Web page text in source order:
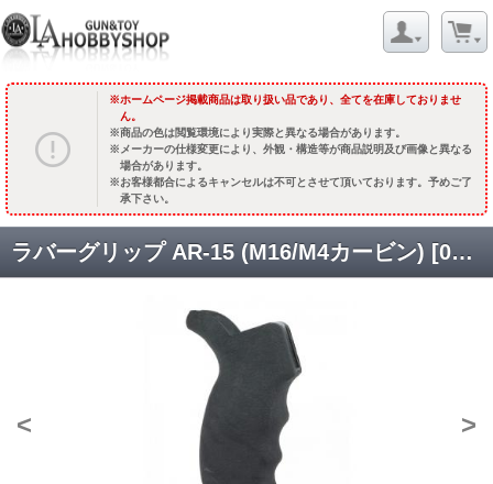
ホームページ掲載商品は取り扱い品であり、全てを在庫しておりませ
ん。
商品の色は閲覧環境により実際と異なる場合があります。
メーカーの仕様変更により、外観・構造等が商品説明及び画像と異なる
場合があります。
お客様都合によるキャンセルは不可とさせて頂いております。予めご了
承下さい。
ラバーグリップ AR-15 (M16/M4カービン) [02466] [取寄]
< >